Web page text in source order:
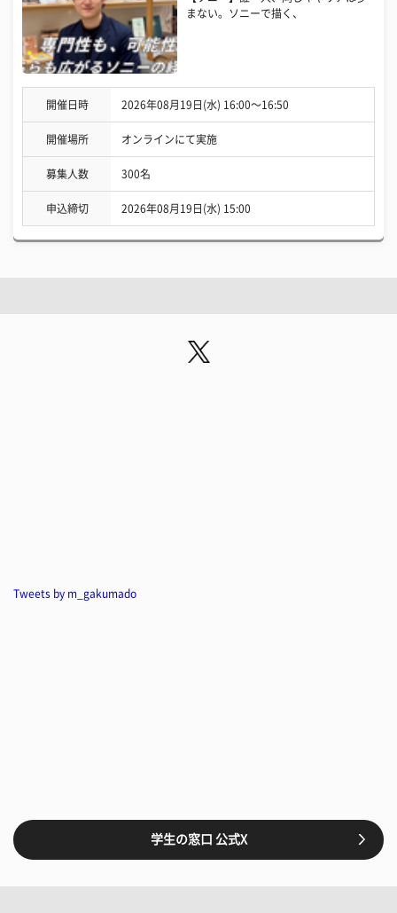
まない。ソニーで描く、
開催日時 2026年08月19日(水) 16:00〜16:50
開催場所 オンラインにて実施
募集人数 300名
申込締切 2026年08月19日(水) 15:00
Tweets by m_gakumado
学生の窓口 公式X